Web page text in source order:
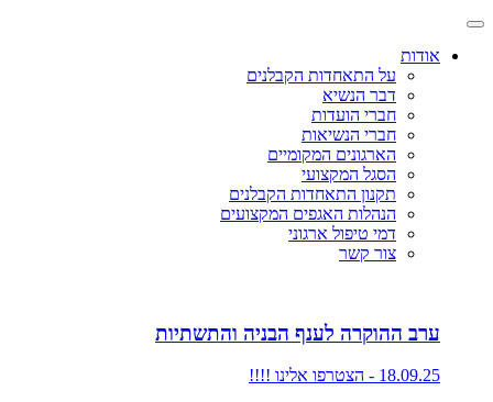
אודות
על התאחדות הקבלנים
דבר הנשיא
חברי הועדות
חברי הנשיאות
הארגונים המקומיים
הסגל המקצועי
תקנון התאחדות הקבלנים
הנהלות האגפים המקצועים
דמי טיפול ארגוני
צור קשר
ערב ההוקרה לענף הבניה והתשתיות
18.09.25 - הצטרפו אלינו !!!!